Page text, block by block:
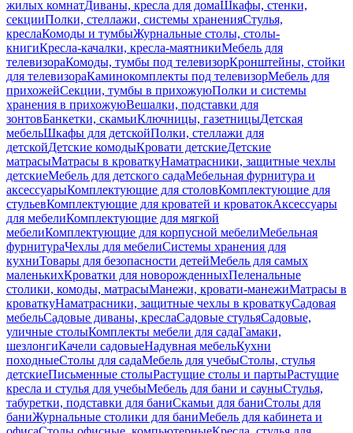
жилых комнатДиваны, кресла для домаШкафы, стенки,
секцииПолки, стеллажи, системы храненияСтулья,
креслаКомоды и тумбыЖурнальные столы, столы-
книгиКресла-качалки, кресла-маятникиМебель для
телевизораКомоды, тумбы под телевизорКронштейны, стойки
для телевизораКаминокомплекты под телевизорМебель для
прихожейСекции, тумбы в прихожуюПолки и системы
хранения в прихожуюВешалки, подставки для
зонтовБанкетки, скамьиКлючницы, газетницыДетская
мебельШкафы для детскойПолки, стеллажи для
детскойДетские комодыКровати детскиеДетские
матрасыМатрасы в кроваткуНаматрасники, защитные чехлы
детскиеМебель для детского садаМебельная фурнитура и
аксессуарыКомплектующие для столовКомплектующие для
стульевКомплектующие для кроватей и кроватокАксессуары
для мебелиКомплектующие для мягкой
мебелиКомплектующие для корпусной мебелиМебельная
фурнитураЧехлы для мебелиСистемы хранения для
кухниТовары для безопасности детейМебель для самых
маленькихКроватки для новорожденныхПеленальные
столики, комоды, матрасыМанежи, кровати-манежиМатрасы в
кроваткуНаматрасники, защитные чехлы в кроваткуСадовая
мебельСадовые диваны, креслаСадовые стульяСадовые,
уличные столыКомплекты мебели для садаГамаки,
шезлонгиКачели садовыеНадувная мебельКухни
походныеСтолы для садаМебель для учебыСтолы, стулья
детскиеПисьменные столыРастущие столы и партыРастущие
кресла и стулья для учебыМебель для бани и сауныСтулья,
табуретки, подставки для баниСкамьи для баниСтолы для
баниЖурнальные столики для баниМебель для кабинета и